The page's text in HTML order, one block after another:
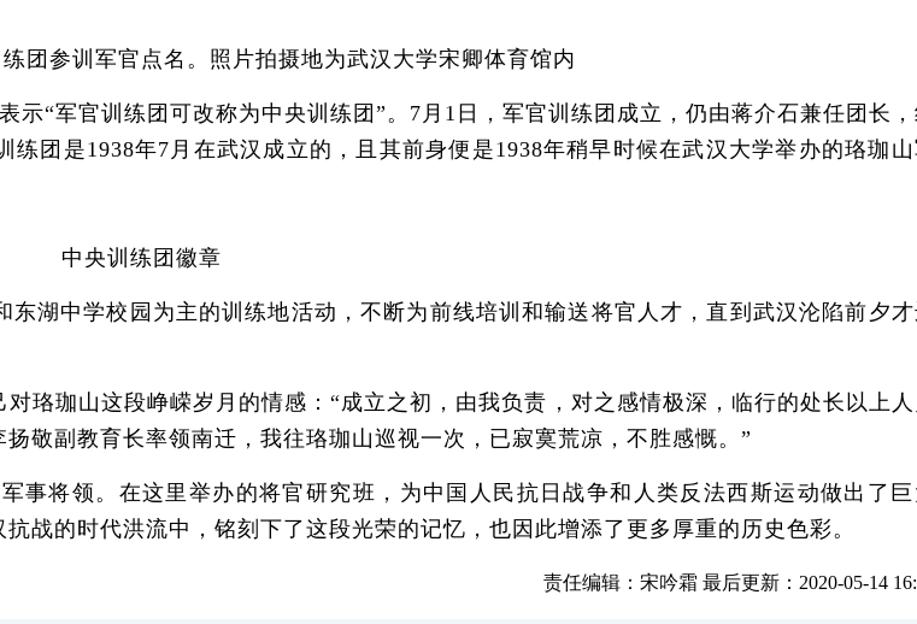
团参训军官点名。照片拍摄地为武汉大学宋卿体育馆内
“军官训练团可改称为中央训练团”。7月1日，军官训练团成立，仍由蒋介石兼任团长
团是1938年7月在武汉成立的，且其前身便是1938年稍早时候在武汉大学举办的珞珈
中央训练团徽章
中学校园为主的训练地活动，不断为前线培训和输送将官人才，直到武汉沦陷前夕
珈山这段峥嵘岁月的情感：“成立之初，由我负责，对之感情极深，临行的处长以上
敬副教育长率领南迁，我往珞珈山巡视一次，已寂寞荒凉，不胜感慨。”
将领。在这里举办的将官研究班，为中国人民抗日战争和人类反法西斯运动做出了
战的时代洪流中，铭刻下了这段光荣的记忆，也因此增添了更多厚重的历史色彩。
责任编辑：宋吟霜 最后更新：2020-05-14